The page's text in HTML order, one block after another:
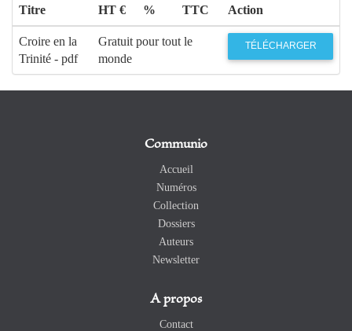
Titre
HT €
%
TTC
Action
Croire en la
Trinité - pdf
Gratuit pour tout le
monde
TÉLÉCHARGER
Communio
Accueil
Numéros
Collection
Dossiers
Auteurs
Newsletter
A propos
Contact